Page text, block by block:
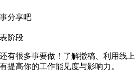
分享吧
阶段
有很多事要做！了解撤稿、利用线上
提高你的工作能见度与影响力。